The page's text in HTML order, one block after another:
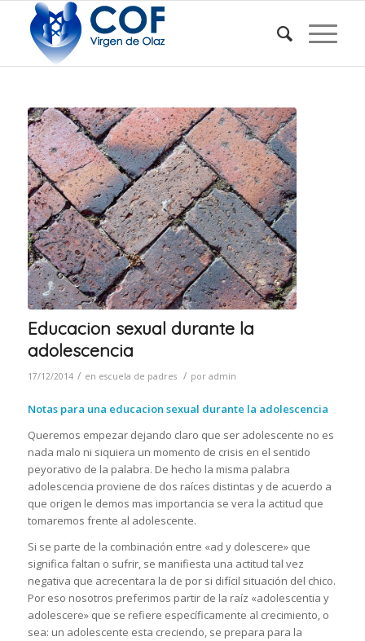
Educacion sexual durante la
adolescencia
17/12/2014 / en escuela de padres / por admin
Notas para una educacion sexual durante la adolescencia
Queremos empezar dejando claro que ser adolescente no es
nada malo ni siquiera un momento de crisis en el sentido
peyorativo de la palabra. De hecho la misma palabra
adolescencia proviene de dos raíces distintas y de acuerdo a
que origen le demos mas importancia se vera la actitud que
tomaremos frente al adolescente.
Si se parte de la combinación entre «ad y dolescere» que
significa faltan o sufrir, se manifiesta una actitud tal vez
negativa que acrecentara la de por si difícil situación del chico.
Por eso nosotros preferimos partir de la raíz «adolescentia y
adolescere» que se refiere específicamente al crecimiento, o
sea: un adolescente esta creciendo, se prepara para la